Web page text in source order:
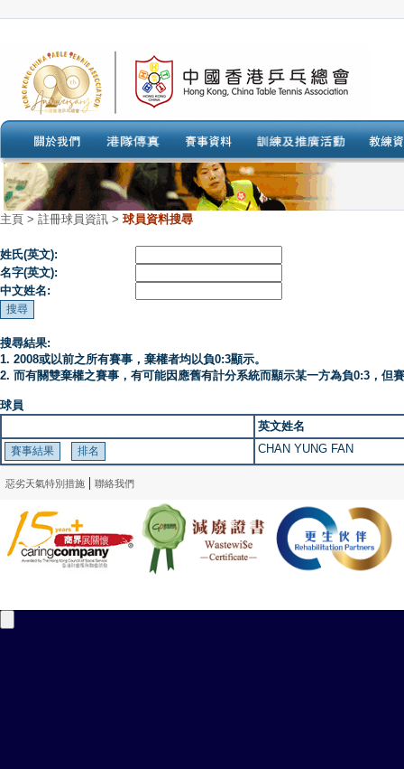
主頁 > 註冊球員資訊 > 球員資料搜尋
姓氏(英文):
名字(英文):
中文姓名:
搜尋結果:
1. 2008或以前之所有賽事，棄權者均以負0:3顯示。
2. 而有關雙棄權之賽事，有可能因應舊有計分系統而顯示某一方為負0:3，但
球員
英文姓名
CHAN YUNG FAN